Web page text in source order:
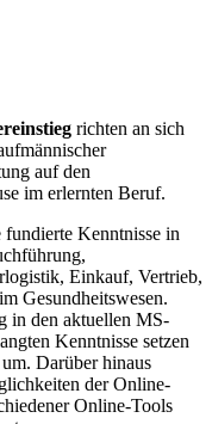
richten an sich
auf den
im erlernten Beruf.
fundierte Kenntnisse in
Einkauf, Vertrieb,
Gesundheitswesen.
in den aktuellen MS-
Kenntnisse setzen
Darüber hinaus
der Online-
Online-Tools